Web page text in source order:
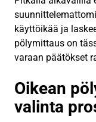
käyttöikää ja
pölymittaus on
varaan päätökset
Oikean
valinta